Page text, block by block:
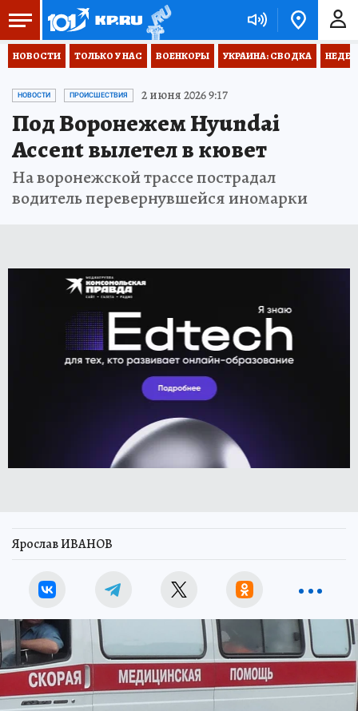
НОВОСТИ ТОЛЬКО У НАС ВОЕНКОРЫ УКРАИНА: СВОДКА
НОВОСТИ ПРОИСШЕСТВИЯ 2 июня 2026 9:17
Под Воронежем Hyundai
Accent вылетел в кювет
На воронежской трассе пострадал
водитель перевернувшейся иномарки
Ярослав ИВАНОВ